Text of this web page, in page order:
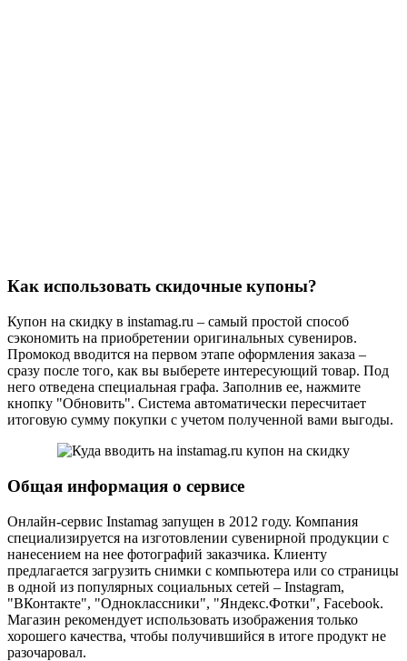
Как использовать скидочные купоны?
Купон на скидку в instamag.ru – самый простой способ
сэкономить на приобретении оригинальных сувениров.
Промокод вводится на первом этапе оформления заказа –
сразу после того, как вы выберете интересующий товар. Под
него отведена специальная графа. Заполнив ее, нажмите
кнопку "Обновить". Система автоматически пересчитает
итоговую сумму покупки с учетом полученной вами выгоды.
Общая информация о сервисе
Онлайн-сервис Instamag запущен в 2012 году. Компания
специализируется на изготовлении сувенирной продукции с
нанесением на нее фотографий заказчика. Клиенту
предлагается загрузить снимки с компьютера или со страницы
в одной из популярных социальных сетей – Instagram,
"ВКонтакте", "Одноклассники", "Яндекс.Фотки", Facebook.
Магазин рекомендует использовать изображения только
хорошего качества, чтобы получившийся в итоге продукт не
разочаровал.